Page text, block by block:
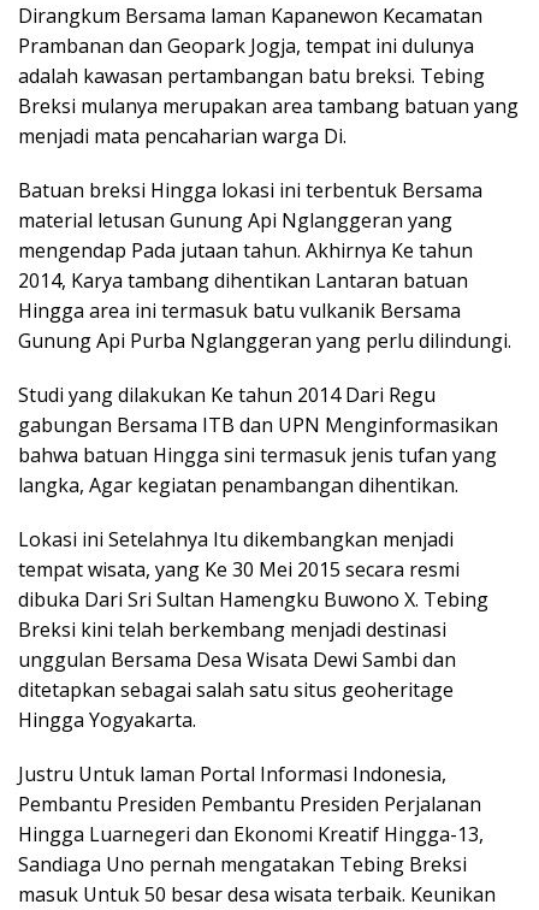
Dirangkum Bersama laman Kapanewon Kecamatan
Prambanan dan Geopark Jogja, tempat ini dulunya
adalah kawasan pertambangan batu breksi. Tebing
Breksi mulanya merupakan area tambang batuan yang
menjadi mata pencaharian warga Di.
Batuan breksi Hingga lokasi ini terbentuk Bersama
material letusan Gunung Api Nglanggeran yang
mengendap Pada jutaan tahun. Akhirnya Ke tahun
2014, Karya tambang dihentikan Lantaran batuan
Hingga area ini termasuk batu vulkanik Bersama
Gunung Api Purba Nglanggeran yang perlu dilindungi.
Studi yang dilakukan Ke tahun 2014 Dari Regu
gabungan Bersama ITB dan UPN Menginformasikan
bahwa batuan Hingga sini termasuk jenis tufan yang
langka, Agar kegiatan penambangan dihentikan.
Lokasi ini Setelahnya Itu dikembangkan menjadi
tempat wisata, yang Ke 30 Mei 2015 secara resmi
dibuka Dari Sri Sultan Hamengku Buwono X. Tebing
Breksi kini telah berkembang menjadi destinasi
unggulan Bersama Desa Wisata Dewi Sambi dan
ditetapkan sebagai salah satu situs geoheritage
Hingga Yogyakarta.
Justru Untuk laman Portal Informasi Indonesia,
Pembantu Presiden Pembantu Presiden Perjalanan
Hingga Luarnegeri dan Ekonomi Kreatif Hingga-13,
Sandiaga Uno pernah mengatakan Tebing Breksi
masuk Untuk 50 besar desa wisata terbaik. Keunikan